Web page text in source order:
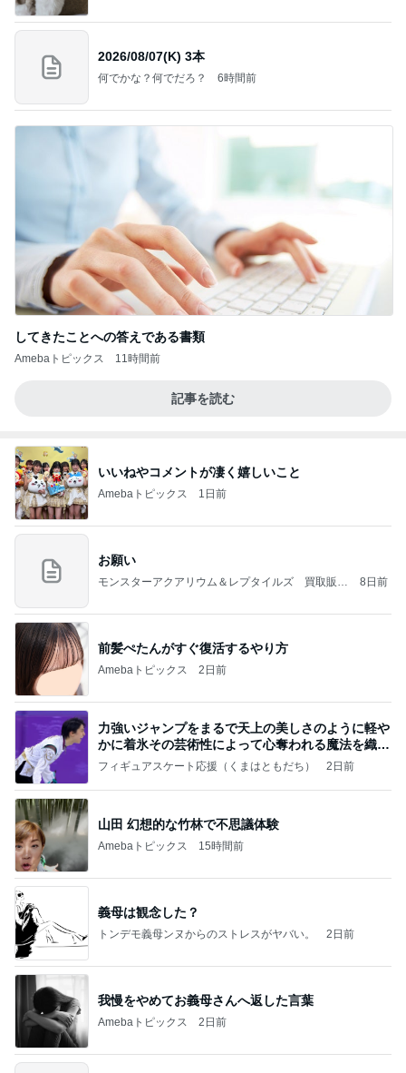
2026/08/07(K) 3本
何でかな？何でだろ？ 6時間前
してきたことへの答えである書類
Amebaトピックス 11時間前
記事を読む
いいねやコメントが凄く嬉しいこと
Amebaトピックス 1日前
お願い
モンスターアクアリウム＆レプタイルズ 買取販売
8日前
前髪ぺたんがすぐ復活するやり方
Amebaトピックス 2日前
力強いジャンプをまるで天上の美しさのように軽や
かに着氷その芸術性によって心奪われる魔法を織り
なす
フィギュアスケート応援（くまはともだち） 2日前
山田 幻想的な竹林で不思議体験
Amebaトピックス 15時間前
義母は観念した？
トンデモ義母ンヌからのストレスがヤバい。 2日前
我慢をやめてお義母さんへ返した言葉
Amebaトピックス 2日前